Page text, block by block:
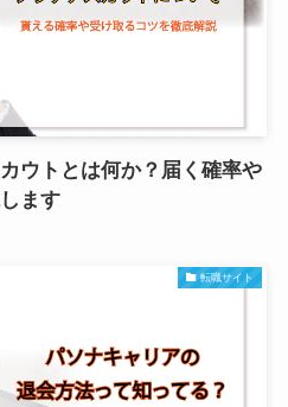
ウトとは何か？届く確率や
ます
転職サイト